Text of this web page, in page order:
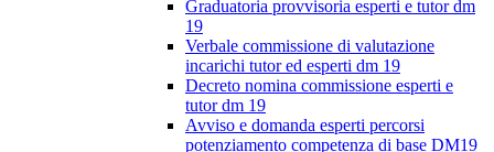
Graduatoria provvisoria esperti e tutor dm
19
Verbale commissione di valutazione
incarichi tutor ed esperti dm 19
Decreto nomina commissione esperti e
tutor dm 19
Avviso e domanda esperti percorsi
potenziamento competenza di base DM19